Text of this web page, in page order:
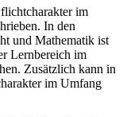
im
In den
und Mathematik ist
Lernbereich im
Zusätzlich kann in
im Umfang